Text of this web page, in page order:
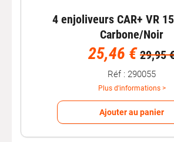
4 enjoliveurs CAR+ VR
Carbone/Noir
25,46 € 29,95
Réf : 290055
Plus d'informations >
Ajouter au panier